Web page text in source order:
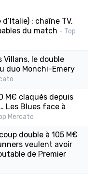
: chaîne TV,
du match - Top
Villans, le double
duo Monchi-Emery
M€ claqués depuis
Les Blues face à
Mercato
double à 105 M€
veulent avoir
de Premier